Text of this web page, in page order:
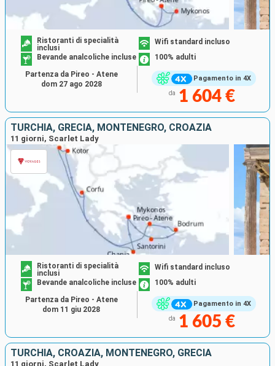
Pagamento in 4X
Ristoranti di specialità
inclusi
Wifi standard incluso
Bevande analcoliche incluse
100% adulti
da 1 604 €
Partenza da Pireo - Atene
dom 27 ago 2028
TURCHIA, GRECIA, MONTENEGRO, CROAZIA
11 giorni, Scarlet Lady
Pagamento in 4X
Ristoranti di specialità
inclusi
Wifi standard incluso
Bevande analcoliche incluse
100% adulti
da 1 605 €
Partenza da Pireo - Atene
dom 11 giu 2028
TURCHIA, CROAZIA, MONTENEGRO, GRECIA
11 giorni, Scarlet Lady